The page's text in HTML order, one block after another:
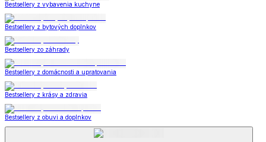
Bestsellery z vybavenia kuchyne
Bestsellery z bytových doplnkov
Bestsellery zo záhrady
Bestsellery z domácnosti a upratovania
Bestsellery z krásy a zdravia
Bestsellery z obuvi a doplnkov